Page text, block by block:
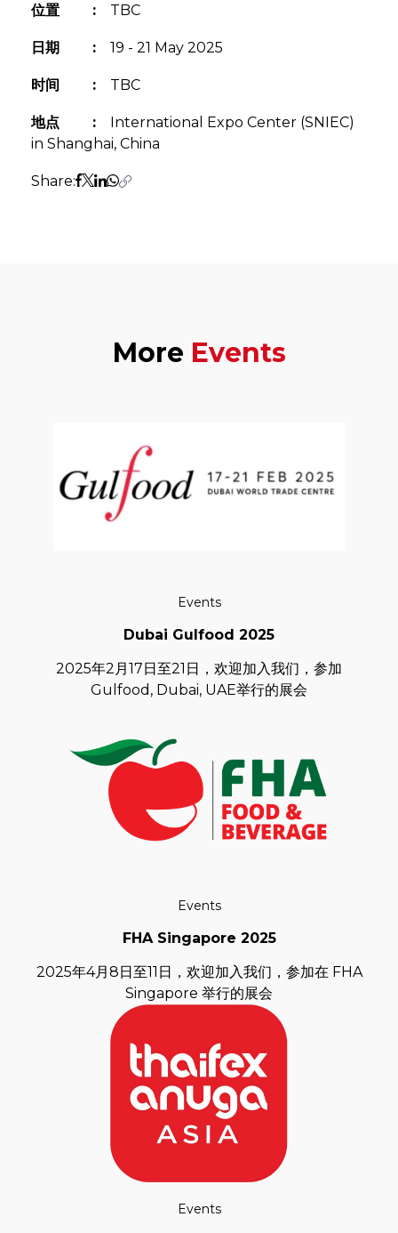
位置 : TBC
日期 : 19 - 21 May 2025
时间 : TBC
地点 :
International Expo Center (SNIEC)
in Shanghai, China
Share:
More Events
Events
Dubai Gulfood 2025
2025年2月17日至21日，欢迎加入我们，参加
Gulfood, Dubai, UAE举行的展会
Events
FHA Singapore 2025
2025年4月8日至11日，欢迎加入我们，参加在 FHA
Singapore 举行的展会
Events